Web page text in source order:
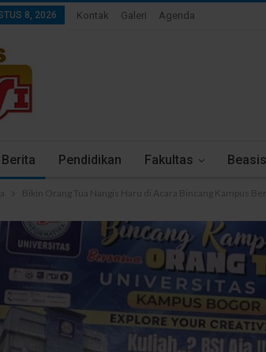
8, 2026 Kontak Galeri Agenda
Berita Pendidikan Fakultas
Bikin Orang Tua Nangis Haru di Acara Bincang Kampus